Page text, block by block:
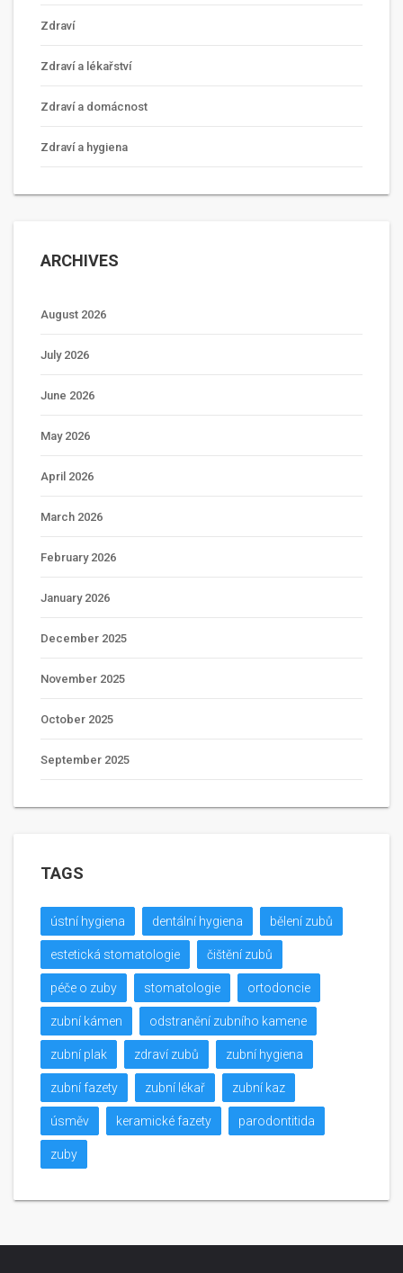
Zdraví
Zdraví a lékařství
Zdraví a domácnost
Zdraví a hygiena
ARCHIVES
August 2026
July 2026
June 2026
May 2026
April 2026
March 2026
February 2026
January 2026
December 2025
November 2025
October 2025
September 2025
TAGS
ústní hygiena dentální hygiena bělení zubů
estetická stomatologie čištění zubů
péče o zuby stomatologie ortodoncie
zubní kámen odstranění zubního kamene
zubní plak zdraví zubů zubní hygiena
zubní fazety zubní lékař zubní kaz
úsměv keramické fazety parodontitida
zuby